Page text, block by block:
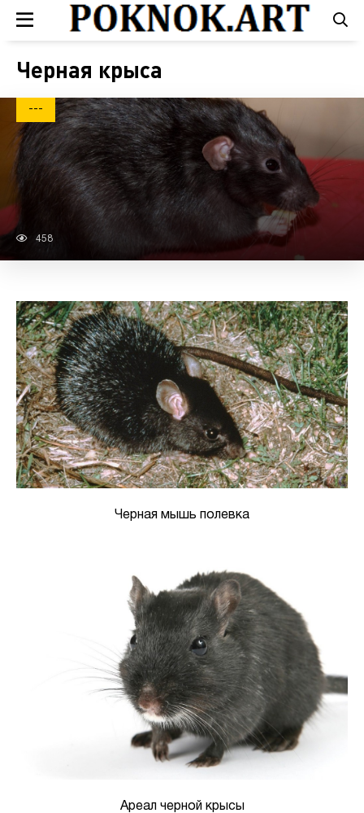
Черная крыса
---
458
Черная мышь полевка
Ареал черной крысы